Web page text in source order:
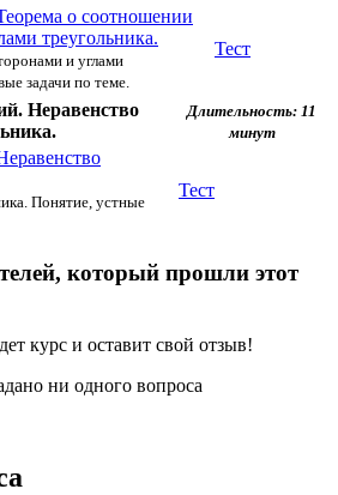
о соотношении
треугольника.
и углами
задачи по теме.
Тест
Неравенство
Длительность: 11
минут
Понятие, устные
Тест
который прошли этот
курс и оставит свой отзыв!
ни одного вопроса